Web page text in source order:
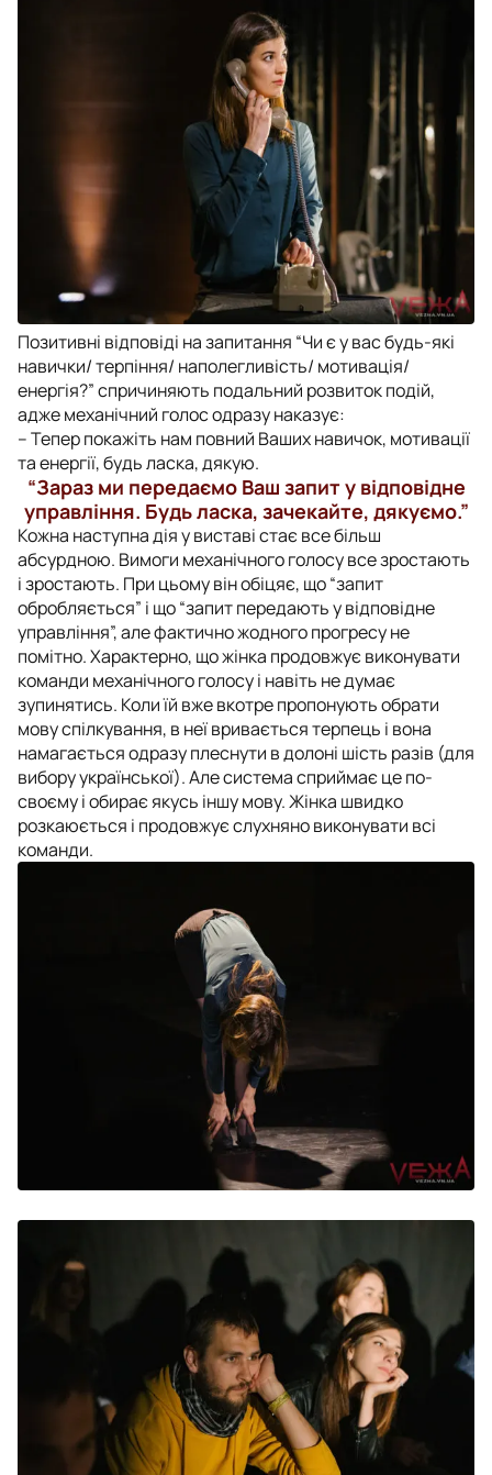
Позитивні відповіді на запитання “Чи є у вас будь-які
навички/ терпіння/ наполегливість/ мотивація/
енергія?” спричиняють подальний розвиток подій,
адже механічний голос одразу наказує:
– Тепер покажіть нам повний Ваших навичок, мотивації
та енергії, будь ласка, дякую.
“Зараз ми передаємо Ваш запит у відповідне
управління. Будь ласка, зачекайте, дякуємо.”
Кожна наступна дія у виставі стає все більш
абсурдною. Вимоги механічного голосу все зростають
і зростають. При цьому він обіцяє, що “запит
обробляється” і що “запит передають у відповідне
управління”, але фактично жодного прогресу не
помітно. Характерно, що жінка продовжує виконувати
команди механічного голосу і навіть не думає
зупинятись. Коли їй вже вкотре пропонують обрати
мову спілкування, в неї вривається терпець і вона
намагається одразу плеснути в долоні шість разів (для
вибору української). Але система сприймає це по-
своєму і обирає якусь іншу мову. Жінка швидко
розкаюється і продовжує слухняно виконувати всі
команди.